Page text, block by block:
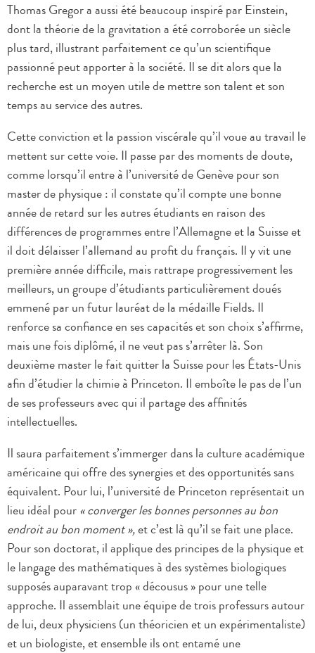
Thomas Gregor a aussi été beaucoup inspiré par Einstein,
dont la théorie de la gravitation a été corroborée un siècle
plus tard, illustrant parfaitement ce qu’un scientifique
passionné peut apporter à la société. Il se dit alors que la
recherche est un moyen utile de mettre son talent et son
temps au service des autres.
Cette conviction et la passion viscérale qu’il voue au travail le
mettent sur cette voie. Il passe par des moments de doute,
comme lorsqu’il entre à l’université de Genève pour son
master de physique : il constate qu’il compte une bonne
année de retard sur les autres étudiants en raison des
différences de programmes entre l’Allemagne et la Suisse et
il doit délaisser l’allemand au profit du français. Il y vit une
première année difficile, mais rattrape progressivement les
meilleurs, un groupe d’étudiants particulièrement doués
emmené par un futur lauréat de la médaille Fields. Il
renforce sa confiance en ses capacités et son choix s’affirme,
mais une fois diplômé, il ne veut pas s’arrêter là. Son
deuxième master le fait quitter la Suisse pour les États-Unis
afin d’étudier la chimie à Princeton. Il emboîte le pas de l’un
de ses professeurs avec qui il partage des affinités
intellectuelles.
Il saura parfaitement s’immerger dans la culture académique
américaine qui offre des synergies et des opportunités sans
équivalent. Pour lui, l’université de Princeton représentait un
lieu idéal pour« converger les bonnes personnes au bon
endroit au bon moment »,et c’est là qu’il se fait une place.
Pour son doctorat, il applique des principes de la physique et
le langage des mathématiques à des systèmes biologiques
supposés auparavant trop « décousus » pour une telle
approche. Il assemblait une équipe de trois professurs autour
de lui, deux physiciens (un théoricien et un expérimentaliste)
et un biologiste, et ensemble ils ont entamé une